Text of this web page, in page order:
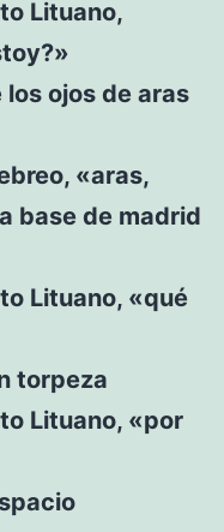
Lituano,
ojos de aras
«aras,
base de madrid
Lituano, «qué
torpeza
Lituano, «por